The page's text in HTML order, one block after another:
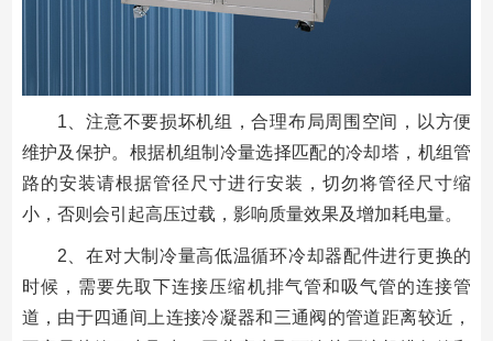
1、注意不要损坏机组，合理布局周围空间，以方便
维护及保护。根据机组制冷量选择匹配的冷却塔，机组管
路的安装请根据管径尺寸进行安装，切勿将管径尺寸缩
小，否则会引起高压过载，影响质量效果及增加耗电量。
2、在对大制冷量高低温循环冷却器配件进行更换的
时候，需要先取下连接压缩机排气管和吸气管的连接管
道，由于四通间上连接冷凝器和三通阀的管道距离较近，